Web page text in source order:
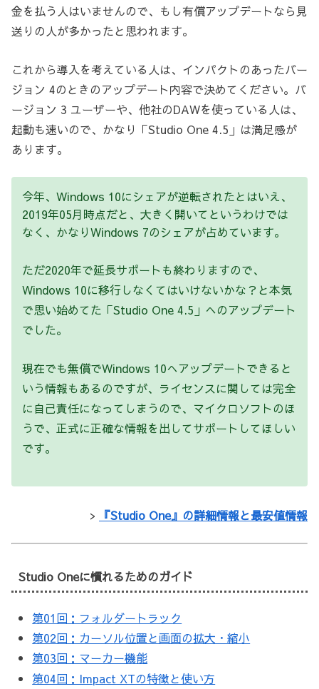
金を払う人はいませんので、もし有償アップデートなら見
送りの人が多かったと思われます。
これから導入を考えている人は、インパクトのあったバー
ジョン 4のときのアップデート内容で決めてください。バ
ージョン 3 ユーザーや、他社のDAWを使っている人は、
起動も速いので、かなり「Studio One 4.5」は満足感が
あります。
今年、Windows 10にシェアが逆転されたとはいえ、
2019年05月時点だと、大きく開いてというわけでは
なく、かなりWindows 7のシェアが占めています。
ただ2020年で延長サポートも終わりますので、
Windows 10に移行しなくてはいけないかな？と本気
で思い始めてた「Studio One 4.5」へのアップデート
でした。
現在でも無償でWindows 10へアップデートできると
いう情報もあるのですが、ライセンスに関しては完全
に自己責任になってしまうので、マイクロソフトのほ
うで、正式に正確な情報を出してサポートしてほしい
です。
> 『Studio One』の詳細情報と最安値情報
Studio Oneに慣れるためのガイド
第01回：フォルダートラック
第02回：カーソル位置と画面の拡大・縮小
第03回：マーカー機能
第04回：Impact XTの特徴と使い方